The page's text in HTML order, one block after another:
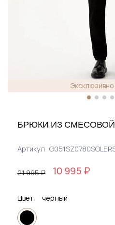
Эксклюзивно
БРЮКИ ИЗ
Артикул
21 995 ₽ 10 995 ₽
Цвет: черный